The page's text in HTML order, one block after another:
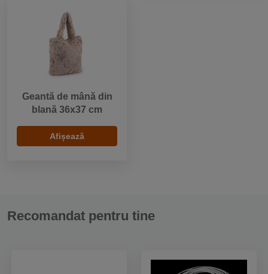
Geantă de mână din
blană 36x37 cm
Afișează
Recomandat pentru tine